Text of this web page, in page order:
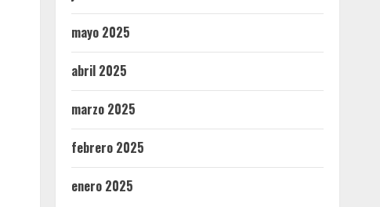
mayo 2025
abril 2025
marzo 2025
febrero 2025
enero 2025